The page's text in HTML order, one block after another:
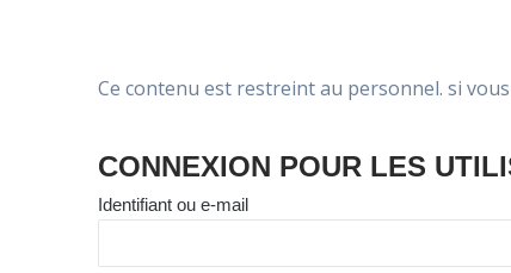
Ce contenu est restreint au personnel. si
CONNEXION POUR LES
Identifiant ou e-mail